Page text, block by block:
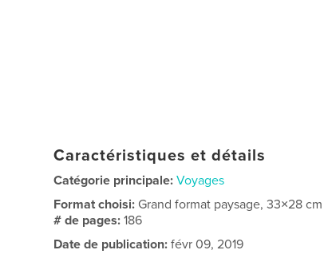
Caractéristiques et détails
Catégorie principale: Voyages
Format choisi: Grand format paysage, 33×28 cm
# de pages:186
Date de publication: févr 09, 2019